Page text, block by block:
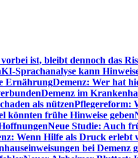
ist, bleibt dennoch das
KI-Sprachanalyse kann
ErnährungDemenz: Wer hat
Demenz im
als nützenPflegereform:
könnten frühe Hinweise geben
Neue Studie: Auch
Wenn Hilfe als Druck erlebt
bei Demenz